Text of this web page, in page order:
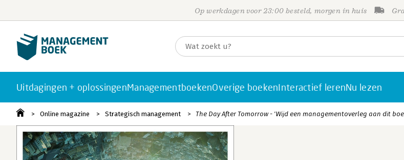
Op werkdagen voor 23:00 besteld, morgen in huis
Uitdagingen + oplossingenManagementboekenOverige boekenInteractief lerenNu lezen
Online magazine Strategisch management The Day After Tomorrow - 'Wijd een managementoverleg aan dit